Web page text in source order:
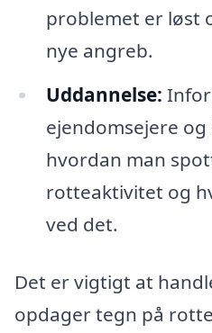
problemet er løst
nye angreb.
Uddannelse:
ejendomsejere
hvordan man
rotteaktivitet og
ved det.
Det er vigtigt at
opdager tegn på